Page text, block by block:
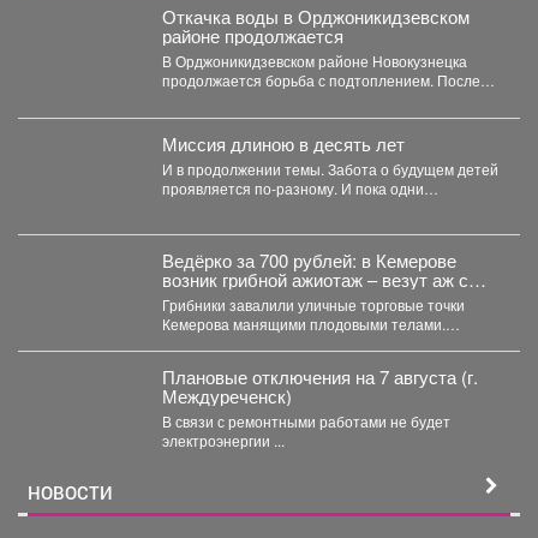
Откачка воды в Орджоникидзевском
районе продолжается
В Орджоникидзевском районе Новокузнецка
продолжается борьба с подтоплением. После
сектор...
Миссия длиною в десять лет
И в продолжении темы. Забота о будущем детей
проявляется по-разному. И пока одни
Ведёрко за 700 рублей: в Кемерове
возник грибной ажиотаж – везут аж с
Алтая
Грибники завалили уличные торговые точки
Кемерова манящими плодовыми телами.
Плановые отключения на 7 августа (г.
Междуреченск)
В связи с ремонтными работами не будет
электроэнергии ...
НОВОСТИ